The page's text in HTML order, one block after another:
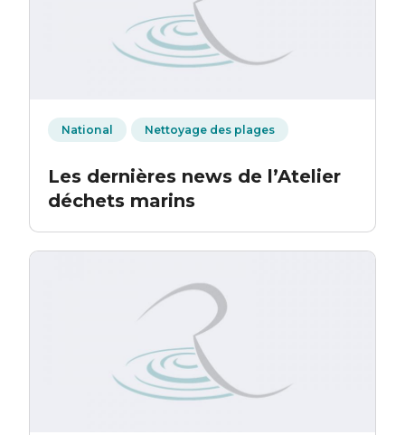
National Nettoyage des plages
Les dernières news de l’Atelier
déchets marins